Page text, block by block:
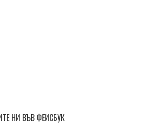
НИ ВЪВ ФЕЙСБУК